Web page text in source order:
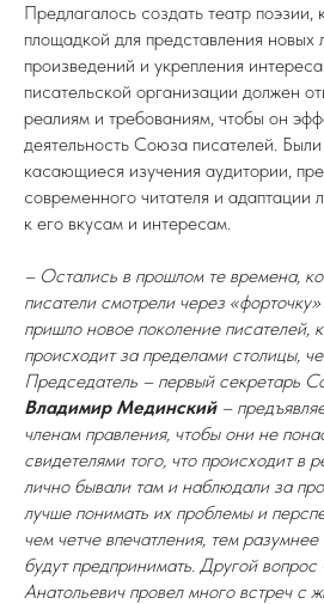
Предлагалось создать театр поэзии,
площадкой для представления новых
произведений и укрепления
писательской организации должен
реалиям и требованиям, чтобы он
деятельность Союза писателей.
касающиеся изучения аудитории,
современного читателя и адаптации
к его вкусам и интересам.
– Остались в прошлом те времена,
писатели смотрели через
пришло новое поколение писателей,
происходит за пределами столицы,
Председатель – первый секретарь
Владимир Мединский–
членам правления, чтобы они не
свидетелями того, что происходит в
лично бывали там и наблюдали за
лучше понимать их проблемы и
чем четче впечатления, тем
будут предпринимать. Другой вопрос
Анатольевич провел много встреч с